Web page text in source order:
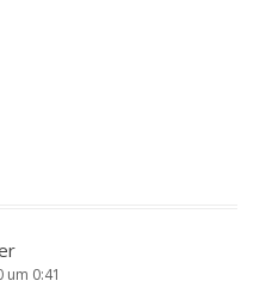
um 0:41